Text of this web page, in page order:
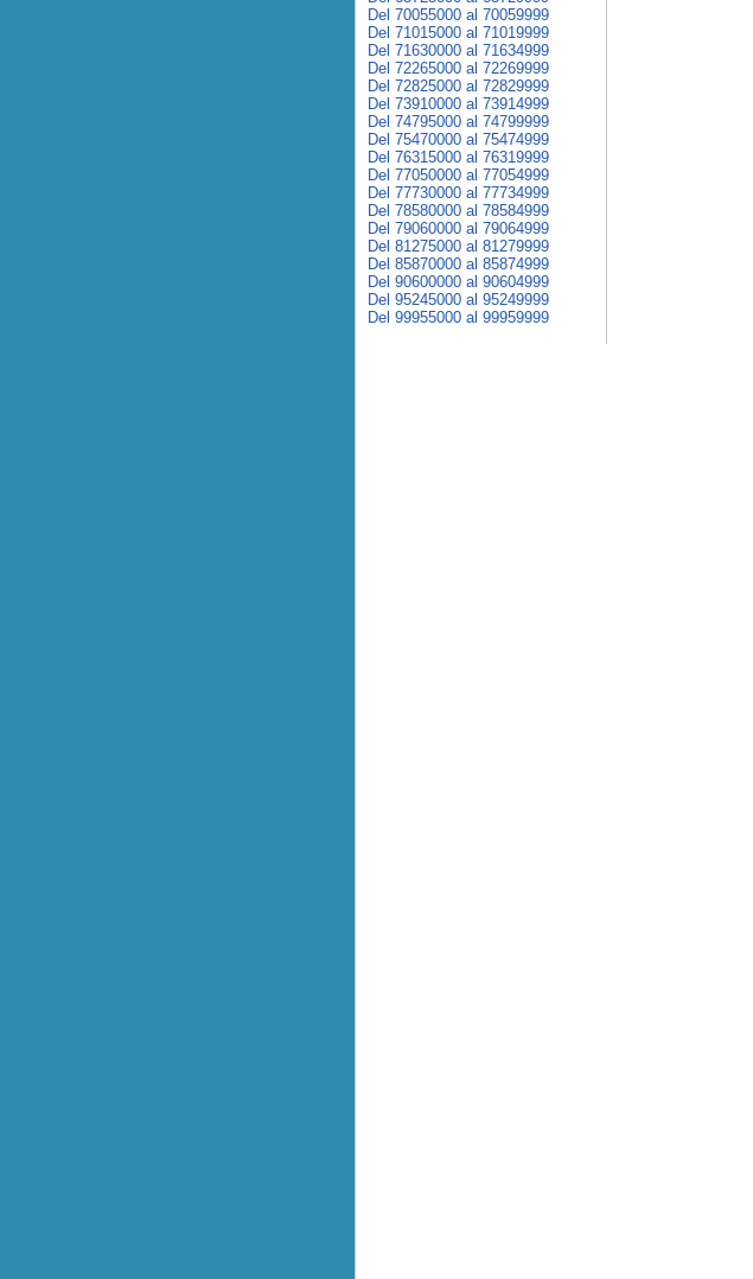
Del 70055000 al 70059999
Del 71015000 al 71019999
Del 71630000 al 71634999
Del 72265000 al 72269999
Del 72825000 al 72829999
Del 73910000 al 73914999
Del 74795000 al 74799999
Del 75470000 al 75474999
Del 76315000 al 76319999
Del 77050000 al 77054999
Del 77730000 al 77734999
Del 78580000 al 78584999
Del 79060000 al 79064999
Del 81275000 al 81279999
Del 85870000 al 85874999
Del 90600000 al 90604999
Del 95245000 al 95249999
Del 99955000 al 99959999